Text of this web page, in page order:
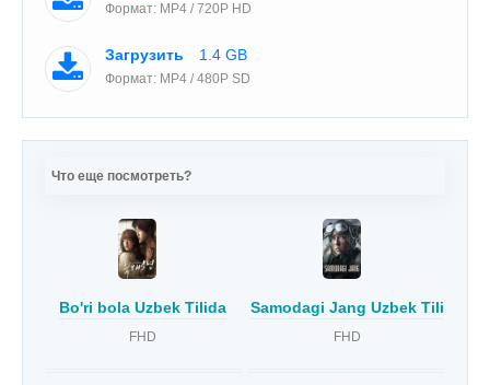
Формат: MP4 / 720P HD
Загрузить 1.4 GB
Формат: MP4 / 480P SD
Что еще посмотреть?
Bo'ri bola Uzbek Tilida
FHD
Samodagi Jang Uzbek Tilida
FHD